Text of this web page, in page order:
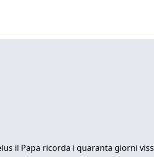
il Papa ricorda i quaranta giorni